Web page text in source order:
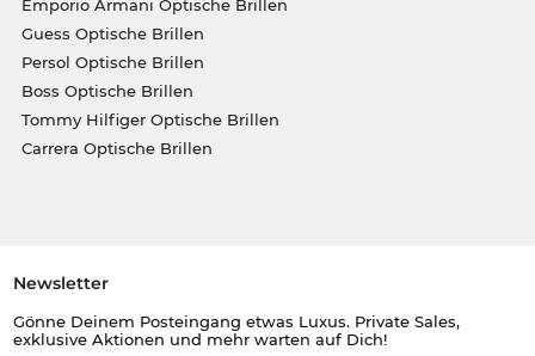
Emporio Armani Optische Brillen
Guess Optische Brillen
Persol Optische Brillen
Boss Optische Brillen
Tommy Hilfiger Optische Brillen
Carrera Optische Brillen
Newsletter
Gönne Deinem Posteingang etwas Luxus. Private Sales,
exklusive Aktionen und mehr warten auf Dich!